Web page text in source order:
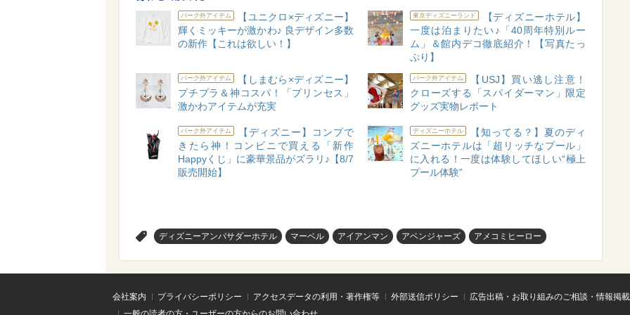
パーク外アイテム
【ユニクロ×ディズニー】
輝くミッキーが激かわ♪ 良デザイン多数
の新作【これは欲しい！】
東京ディズニーランド
【ディズニーホテル】
一度は泊まりたい♪「40周年特別ルー
ム」＆館内デコ徹底紹介！【写真たっ
ぷり】
パーク外アイテム
【しまむら×ディズニー】
プチプラ＆神コスパ！「プリンセス」
激かわアイテムが充実
パーク外アイテム
【USJ】買い逃し注意！
クローズする「スパイダーマン」限定
グッズ実物レポート
パーク外アイテム
【ディズニー】コンプで
きたら神！コンビニで買える「新作
Happyくじ」に豪華景品がズラリ♪【8/7
販売開始】
ディズニーホテル
【知ってる？】夏のディ
ズニーホテルは「超リッチなプール」
に入れる！一度は体験してほしい“極上
プール体験”
ディズニーアンバサダーホテル マーベル アイアンマン アベンジャーズ アメコミヒーロー
会社案内 プライバシーポリシー アクセスデータの利用・著作権等 外部送信ポリシー
広告出稿・お取り組みのご相談・情報掲